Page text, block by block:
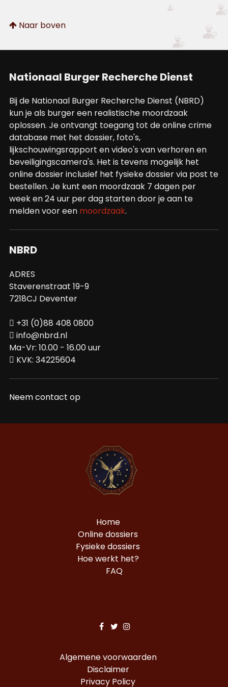
Naar boven
Nationaal Burger Recherche Dienst
Bij de Nationaal Burger Recherche Dienst (NBRD)
kun je als burger een realistische moordzaak
oplossen. Je ontvangt toegang tot de online crime
database met het dossier, foto's,
lijkschouwingsrapport en video's van verhoren en
beveiligingscamera's. Het is tevens mogelijk het
online dossier inclusief het fysieke dossier via post te
bestellen. Je kunt een moordzaak 7 dagen per
week en 24 uur per dag starten door je aan te
melden voor een moordzaak.
NBRD
ADRES
Staverenstraat 19-9
7218CJ Deventer
+31 (0)88 408 0800
info@nbrd.nl
Ma-Vr: 10.00 - 16.00 uur
KVK: 34225604
Neem contact op
Home
Online dossiers
Fysieke dossiers
Hoe werkt het?
FAQ
Algemene voorwaarden
Disclaimer
Privacy Policy